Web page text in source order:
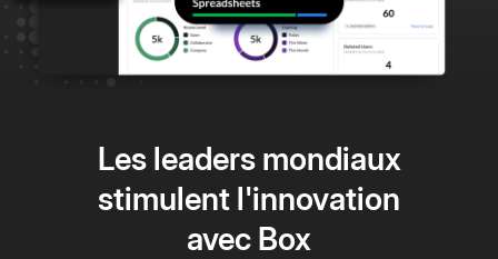
Les leaders mondiaux
stimulent l'innovation
avec Box